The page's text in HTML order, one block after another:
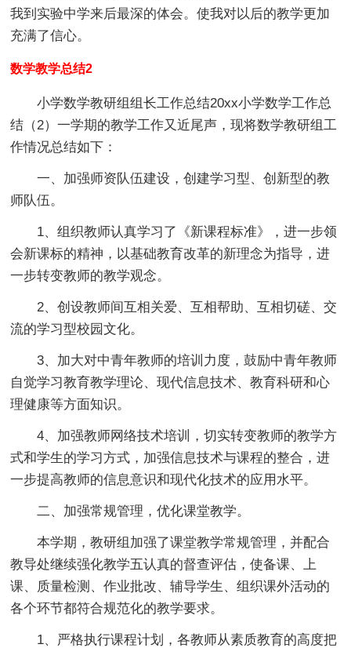
我到实验中学来后最深的体会。使我对以后的教学更加
充满了信心。
数学教学总结2
小学数学教研组组长工作总结20xx小学数学工作总
结（2）一学期的教学工作又近尾声，现将数学教研组工
作情况总结如下：
一、加强师资队伍建设，创建学习型、创新型的教
师队伍。
1、组织教师认真学习了《新课程标准》，进一步领
会新课标的精神，以基础教育改革的新理念为指导，进
一步转变教师的教学观念。
2、创设教师间互相关爱、互相帮助、互相切磋、交
流的学习型校园文化。
3、加大对中青年教师的培训力度，鼓励中青年教师
自觉学习教育教学理论、现代信息技术、教育科研和心
理健康等方面知识。
4、加强教师网络技术培训，切实转变教师的教学方
式和学生的学习方式，加强信息技术与课程的整合，进
一步提高教师的信息意识和现代化技术的应用水平。
二、加强常规管理，优化课堂教学。
本学期，教研组加强了课堂教学常规管理，并配合
教导处继续强化教学五认真的督查评估，使备课、上
课、质量检测、作业批改、辅导学生、组织课外活动的
各个环节都符合规范化的教学要求。
1、严格执行课程计划，各教师从素质教育的高度把